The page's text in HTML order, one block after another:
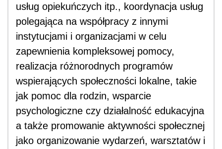
usług opiekuńczych itp., koordynacja usług
polegająca na współpracy z innymi
instytucjami i organizacjami w celu
zapewnienia kompleksowej pomocy,
realizacja różnorodnych programów
wspierających społeczności lokalne, takie
jak pomoc dla rodzin, wsparcie
psychologiczne czy działalność edukacyjna
a także promowanie aktywności społecznej
jako organizowanie wydarzeń, warsztatów i